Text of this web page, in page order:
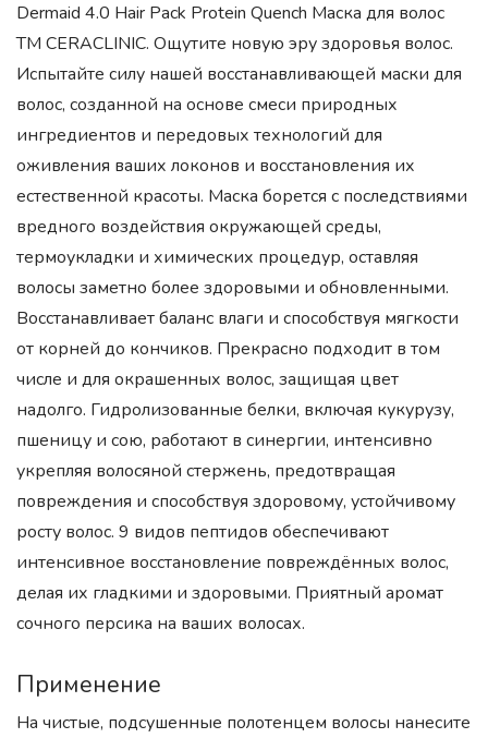
Dermaid 4.0 Hair Pack Protein Quench Маска для волос
ТМ CERACLINIC. Ощутите новую эру здоровья волос.
Испытайте силу нашей восстанавливающей маски для
волос, созданной на основе смеси природных
ингредиентов и передовых технологий для
оживления ваших локонов и восстановления их
естественной красоты. Маска борется с последствиями
вредного воздействия окружающей среды,
термоукладки и химических процедур, оставляя
волосы заметно более здоровыми и обновленными.
Восстанавливает баланс влаги и способствуя мягкости
от корней до кончиков. Прекрасно подходит в том
числе и для окрашенных волос, защищая цвет
надолго. Гидролизованные белки, включая кукурузу,
пшеницу и сою, работают в синергии, интенсивно
укрепляя волосяной стержень, предотвращая
повреждения и способствуя здоровому, устойчивому
росту волос. 9 видов пептидов обеспечивают
интенсивное восстановление повреждённых волос,
делая их гладкими и здоровыми. Приятный аромат
сочного персика на ваших волосах.
Применение
На чистые, подсушенные полотенцем волосы нанесите